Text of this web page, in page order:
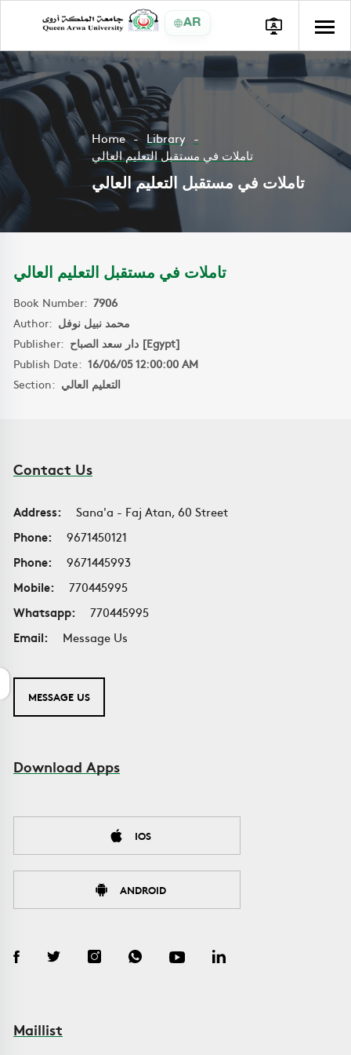
AR
Home
Library
تاملات في مستقبل التعليم العالي
تاملات في مستقبل التعليم العالي
تاملات في مستقبل التعليم العالي
Book Number: 7906
Author: محمد نبيل نوفل
Publisher:
دار سعد الصباح [Egypt]
Publish Date: 16/06/05 12:00:00 AM
Section: التعليم العالي
Contact Us
Address:
Sana'a - Faj Atan, 60 Street
Phone:
9671450121
Phone:
9671445993
Mobile:
770445995
Whatsapp:
770445995
Email:
Message Us
MESSAGE US
Download Apps
IOS
ANDROID
Maillist